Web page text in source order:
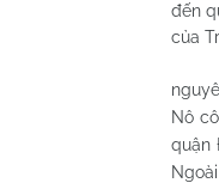
đến
của
Nô
quận